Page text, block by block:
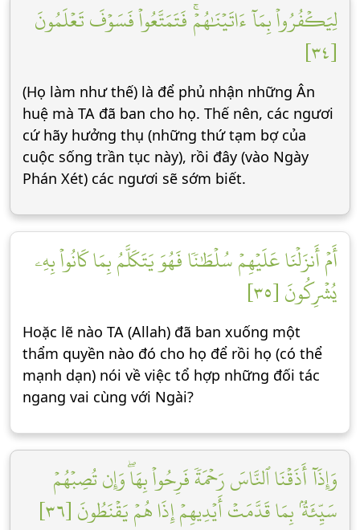
لِيَكۡفُرُواْ بِمَآ ءَاتَيۡنَٰهُمۡۚ فَتَمَتَّعُواْ فَسَوۡفَ تَعۡلَمُونَ
[٣٤]
(Họ làm như thế) là để phủ nhận những Ân
huệ mà TA đã ban cho họ. Thế nên, các ngươi
cứ hãy hưởng thụ (những thứ tạm bợ của
cuộc sống trần tục này), rồi đây (vào Ngày
Phán Xét) các ngươi sẽ sớm biết.
أَمۡ أَنزَلۡنَا عَلَيۡهِمۡ سُلۡطَٰنٗا فَهُوَ يَتَكَلَّمُ بِمَا كَانُواْ بِهِۦ
يُشۡرِكُونَ [٣٥]
Hoặc lẽ nào TA (Allah) đã ban xuống một
thẩm quyền nào đó cho họ để rồi họ (có thể
mạnh dạn) nói về việc tổ hợp những đối tác
ngang vai cùng với Ngài?
وَإِذَآ أَذَقۡنَا ٱلنَّاسَ رَحۡمَةٗ فَرِحُواْ بِهَاۖ وَإِن تُصِبۡهُمۡ
سَيِّئَةُۢ بِمَا قَدَّمَتۡ أَيۡدِيهِمۡ إِذَا هُمۡ يَقۡنَطُونَ [٣٦]